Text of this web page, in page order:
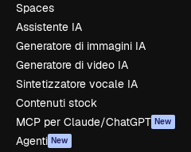
Spaces
Assistente IA
Generatore di immagini IA
Generatore di video IA
Sintetizzatore vocale IA
Contenuti stock
MCP per Claude/ChatGPT New
Agenti New